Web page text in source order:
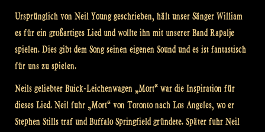
Ursprünglich von Neil Young geschrieben, hält unser Sänger William
es für ein großartiges Lied und wollte ihn mit unserer Band Rapalje
spielen. Dies gibt dem Song seinen eigenen Sound und es ist fantastisch
für uns zu spielen.
Neils geliebter Buick-Leichenwagen „Mort“ war die Inspiration für
dieses Lied. Neil fuhr „Mort“ von Toronto nach Los Angeles, wo er
Stephen Stills traf und Buffalo Springfield gründete. Später fuhr Neil